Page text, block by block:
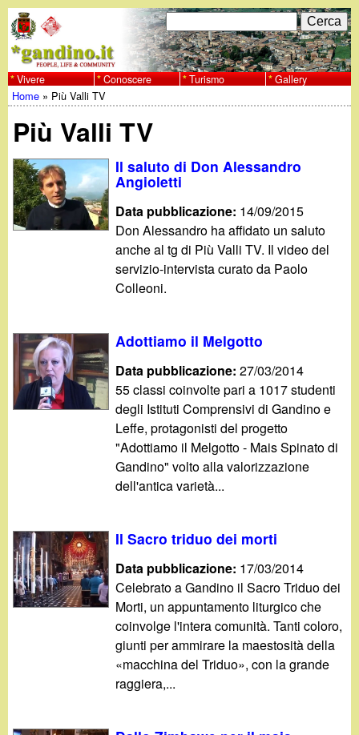
al
contenuto
principale
w
w
w
.
d
i
i
t
F
o
r
d
i
r
i
c
r
c
a
C
e
r
c
Vivere Conoscere Turismo Gallery
Tu
sei
qui
Home » Più Valli TV
Più Valli TV
Il saluto di Don Alessandro
Angioletti
Data pubblicazione: 14/09/2015
Don Alessandro ha affidato un saluto
anche al tg di Più Valli TV. Il video del
servizio-intervista curato da Paolo
Colleoni.
Adottiamo il Melgotto
Data pubblicazione:27/03/2014
55 classi coinvolte pari a 1017 studenti
degli Istituti Comprensivi di Gandino e
Leffe, protagonisti del progetto
"Adottiamo il Melgotto - Mais Spinato di
Gandino" volto alla valorizzazione
dell'antica varietà...
Il Sacro triduo dei morti
Data pubblicazione: 17/03/2014
Celebrato a Gandino il Sacro Triduo dei
Morti, un appuntamento liturgico che
coinvolge l'intera comunità. Tanti coloro,
giunti per ammirare la maestosità della
«macchina del Triduo», con la grande
raggiera,...